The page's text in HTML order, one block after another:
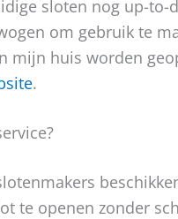
sloten nog up-to-
om gebruik te
mijn huis worden
.
te openen zonder